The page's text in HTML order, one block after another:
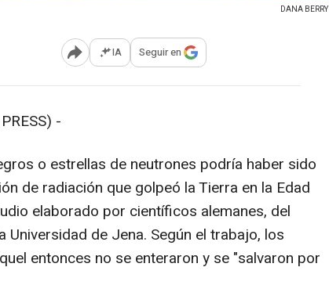
DANA BERRY
Abrir opciones para compartir
IA Seguir en
-
o estrellas de neutrones podría haber sido
de radiación que golpeó la Tierra en la Edad
elaborado por científicos alemanes, del
de Jena. Según el trabajo, los
entonces no se enteraron y se "salvaron por